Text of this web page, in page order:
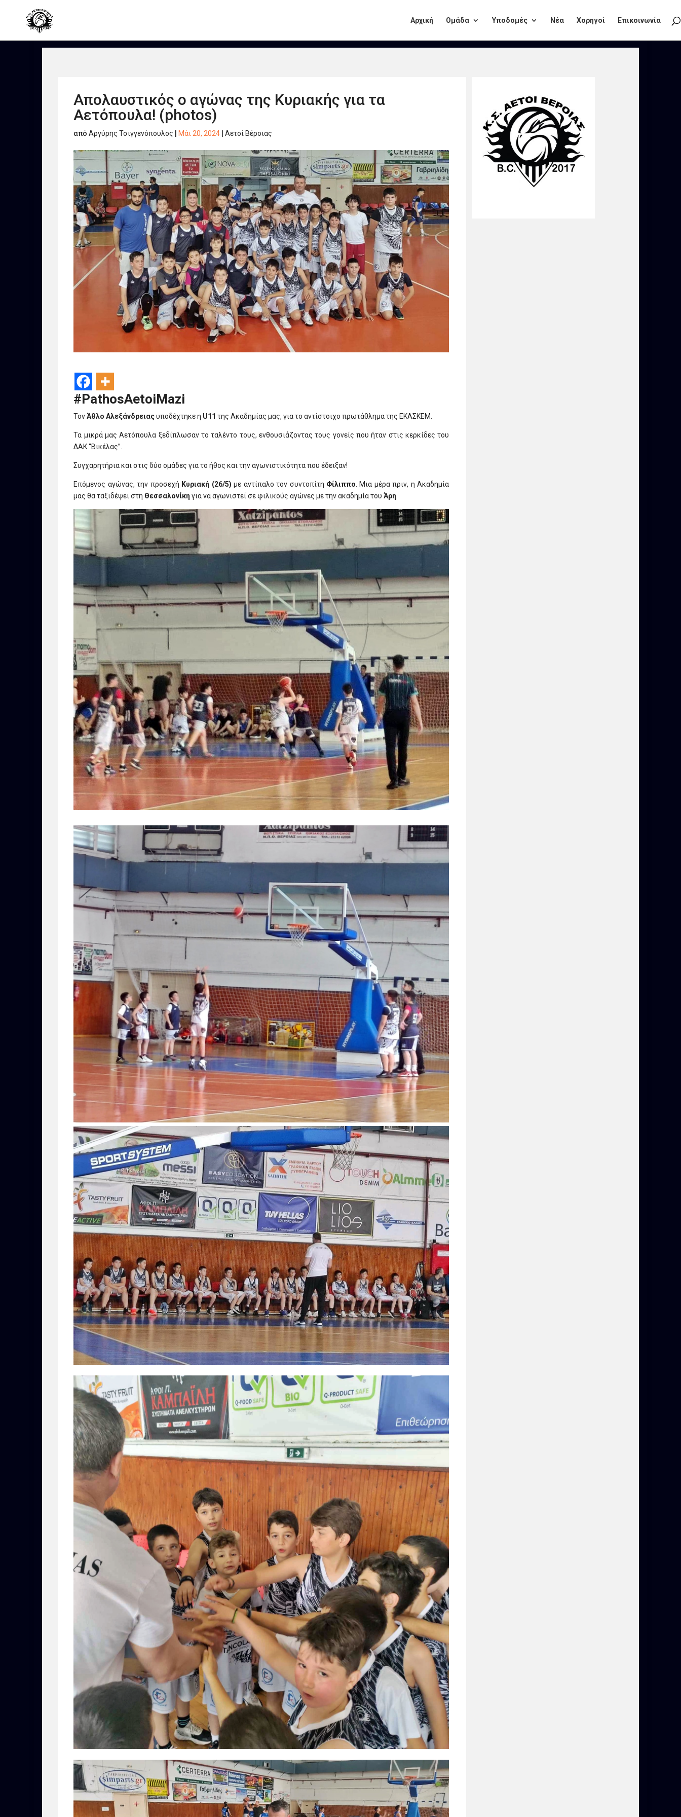
Αρχική Ομάδα Υποδομές Νέα Χορηγοί Επικοινωνία
Απολαυστικός ο αγώνας της Κυριακής για τα
Αετόπουλα! (photos)
απόΑργύρης Τσιγγενόπουλος Μάι 20, 2024 |Αετοί Βέροιας
#PathosAetoiMazi
ΤονΆθλο Αλεξάνδρειαςυποδέχτηκε η U11 της Ακαδημίας μας, για το αντίστοιχο πρωτάθλημα της ΕΚΑΣΚΕΜ.
Τα μικρά μας Αετόπουλα ξεδίπλωσαν το ταλέντο τους, ενθουσιάζοντας τους γονείς που ήταν στις κερκίδες του
ΔΑΚ “Βικέλας”.
Συγχαρητήρια και στις δύο ομάδες για το ήθος και την αγωνιστικότητα που έδειξαν!
Επόμενος αγώνας, την προσεχή Κυριακή (26/5) με αντίπαλο τον συντοπίτη Φίλιππο. Μια μέρα πριν, η Ακαδημία
μας θα ταξιδέψει στη Θεσσαλονίκη για να αγωνιστεί σε φιλικούς αγώνες με την ακαδημία τουΆρη.